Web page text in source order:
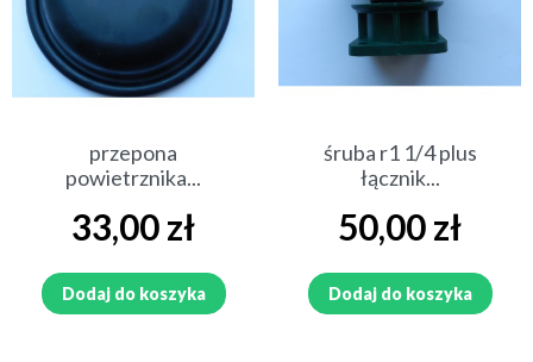
przepona
powietrznika...
Cena
33,00 zł
Dodaj do koszyka
śruba r1 1/4 plus
łącznik...
Cena
50,00 zł
Dodaj do koszyka